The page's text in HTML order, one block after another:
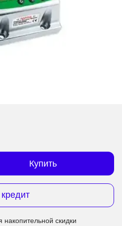
Купить
накопительной скидки